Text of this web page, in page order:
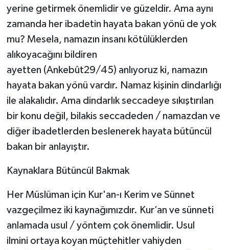
yerine getirmek önemlidir ve güzeldir. Ama aynı
zamanda her ibadetin hayata bakan yönü de yok
mu? Mesela, namazın insanı kötülüklerden
alıkoyacağını bildiren
ayetten (Ankebût29/45) anlıyoruz ki, namazın
hayata bakan yönü vardır. Namaz kişinin dindarlığı
ile alakalıdır. Ama dindarlık seccadeye sıkıştırılan
bir konu değil, bilakis seccadeden / namazdan ve
diğer ibadetlerden beslenerek hayata bütüncül
bakan bir anlayıştır.
Kaynaklara Bütüncül Bakmak
Her Müslüman için Kur'an-ı Kerim ve Sünnet
vazgeçilmez iki kaynağımızdır. Kur’an ve sünneti
anlamada usul / yöntem çok önemlidir. Usul
ilmini ortaya koyan müçtehitler vahiyden
Erzurum Müftülüğü
Gaziantep Müftülüğü
Giresun Müftülüğü
Gümüşhane Müftülüğü
Hakkari Müftülüğü
Iğdır Müftülüğü
Isparta Müftülüğü